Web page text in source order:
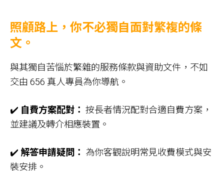
照顧路上，你不必獨自面對繁複的條
文。
與其獨自苦惱於繁雜的服務條款與資助文件，不如
交由 656 真人專員為你導航。
✔️ 自費方案配對： 按長者情況配對合適自費方案，
並建議及轉介相應裝置。
✔️ 解答申請疑問： 為你客觀說明常見收費模式與安
裝安排。